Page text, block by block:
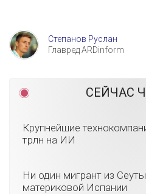
Степанов Руслан
Главред ARDinform
СЕЙЧАС
Крупнейшие
трлн на ИИ
Ни один мигрант из
материковой Испании